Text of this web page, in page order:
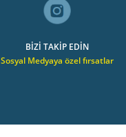
BİZİ TAKİP EDİN
Sosyal Medyaya özel fırsatlar